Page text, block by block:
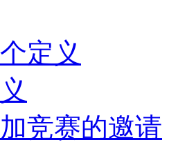
定义
竞赛的邀请